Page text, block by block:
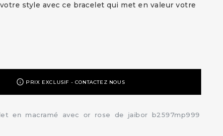
style avec ce bracelet qui met en valeur votre
PRIX EXCLUSIF - CONTACTEZ NOUS
en macramé avec or rose de jaibor b2597mp999